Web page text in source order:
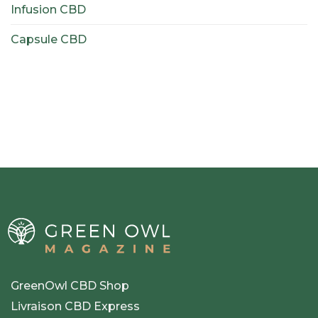
Infusion CBD
Capsule CBD
GreenOwl CBD Shop
Livraison CBD Express